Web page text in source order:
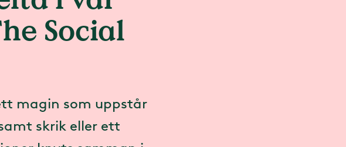
Social
magin som uppstår
skrik eller ett